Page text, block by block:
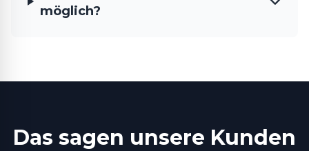
möglich?
Das sagen unsere Kunden